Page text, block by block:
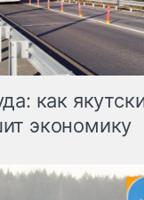
как
экономику